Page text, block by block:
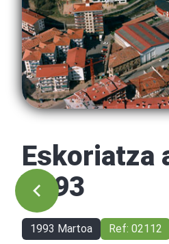
Eskoriatza
1993
1993 Martoa Ref: 02112